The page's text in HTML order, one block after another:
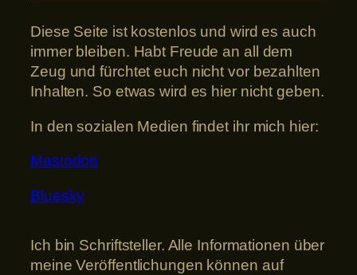
Diese Seite ist kostenlos und wird es auch
immer bleiben. Habt Freude an all dem
Zeug und fürchtet euch nicht vor bezahlten
Inhalten. So etwas wird es hier nicht geben.
In den sozialen Medien findet ihr mich hier:
Mastodon
Bluesky
Ich bin Schriftsteller. Alle Informationen über
meine Veröffentlichungen können auf